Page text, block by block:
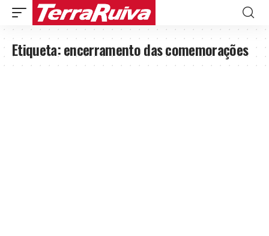
Etiqueta:encerramento das comemorações